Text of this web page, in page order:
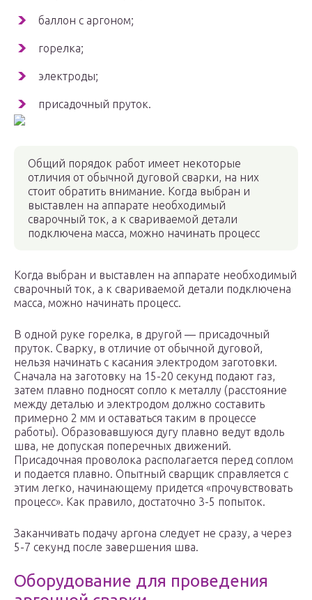
баллон с аргоном;
горелка;
электроды;
присадочный пруток.
Общий порядок работ имеет некоторые
отличия от обычной дуговой сварки, на них
стоит обратить внимание. Когда выбран и
выставлен на аппарате необходимый
сварочный ток, а к свариваемой детали
подключена масса, можно начинать процесс
Когда выбран и выставлен на аппарате необходимый
сварочный ток, а к свариваемой детали подключена
масса, можно начинать процесс.
В одной руке горелка, в другой — присадочный
пруток. Сварку, в отличие от обычной дуговой,
нельзя начинать с касания электродом заготовки.
Сначала на заготовку на 15-20 секунд подают газ,
затем плавно подносят сопло к металлу (расстояние
между деталью и электродом должно составить
примерно 2 мм и оставаться таким в процессе
работы). Образовавшуюся дугу плавно ведут вдоль
шва, не допуская поперечных движений.
Присадочная проволока располагается перед соплом
и подается плавно. Опытный сварщик справляется с
этим легко, начинающему придется «прочувствовать
процесс». Как правило, достаточно 3-5 попыток.
Заканчивать подачу аргона следует не сразу, а через
5-7 секунд после завершения шва.
Оборудование для проведения